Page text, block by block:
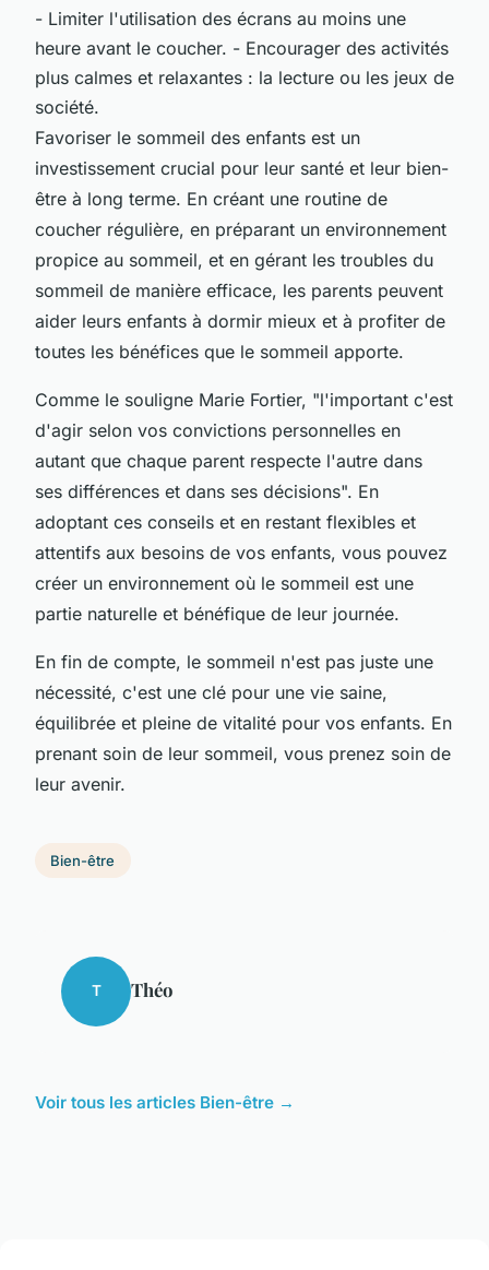
- Limiter l'utilisation des écrans au moins une
heure avant le coucher. - Encourager des activités
plus calmes et relaxantes : la lecture ou les jeux de
société.
Favoriser le sommeil des enfants est un
investissement crucial pour leur santé et leur bien-
être à long terme. En créant une routine de
coucher régulière, en préparant un environnement
propice au sommeil, et en gérant les troubles du
sommeil de manière efficace, les parents peuvent
aider leurs enfants à dormir mieux et à profiter de
toutes les bénéfices que le sommeil apporte.
Comme le souligne Marie Fortier, "l'important c'est
d'agir selon vos convictions personnelles en
autant que chaque parent respecte l'autre dans
ses différences et dans ses décisions". En
adoptant ces conseils et en restant flexibles et
attentifs aux besoins de vos enfants, vous pouvez
créer un environnement où le sommeil est une
partie naturelle et bénéfique de leur journée.
En fin de compte, le sommeil n'est pas juste une
nécessité, c'est une clé pour une vie saine,
équilibrée et pleine de vitalité pour vos enfants. En
prenant soin de leur sommeil, vous prenez soin de
leur avenir.
Bien-être
T Théo
Voir tous les articles Bien-être →